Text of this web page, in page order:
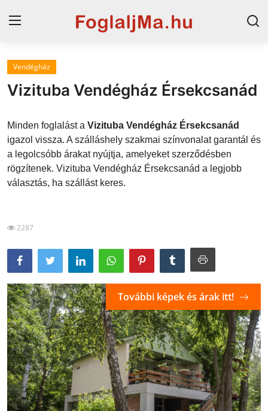
Magyarország
Horvátország
Szállások a Balatonon
Szállások Hajdúszoboszlón
Vendégház
Vizituba Vendégház Érsekcsanád
Minden foglalást a Vizituba Vendégház Érsekcsanád
igazol vissza. A szálláshely szakmai színvonalat garantál és
a legolcsóbb árakat nyújtja, amelyeket szerződésben
rögzítenek. Vizituba Vendégház Érsekcsanád a legjobb
választás, ha szállást keres.
2287
További képek és árak itt!